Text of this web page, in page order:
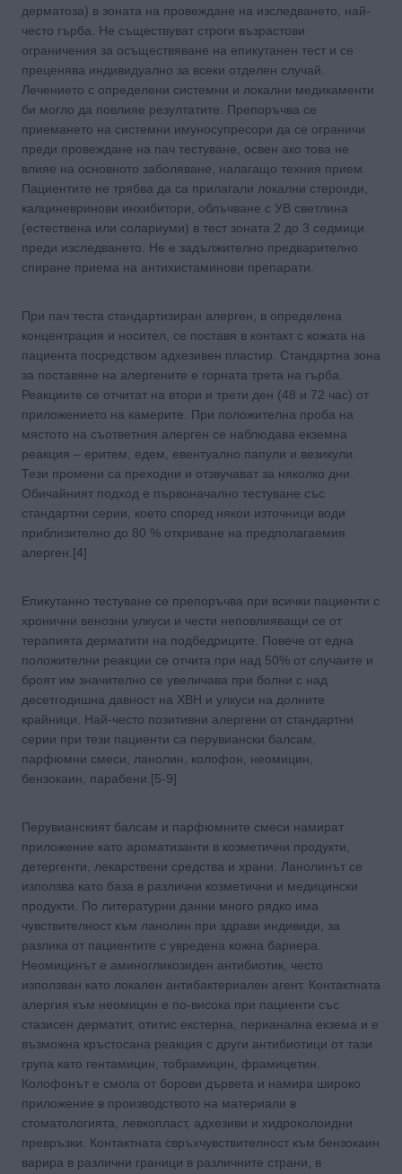
дерматоза) в зоната на провеждане на изследването, най-
често гърба. Не съществуват строги възрастови
ограничения за осъществяване на епикутанен тест и се
преценява индивидуално за всеки отделен случай.
Лечението с определени системни и локални медикаменти
би могло да повлияе резултатите. Препоръчва се
приемането на системни имуносупресори да се ограничи
преди провеждане на пач тестуване, освен ако това не
влияе на основното заболяване, налагащо техния прием.
Пациентите не трябва да са прилагали локални стероиди,
калциневринови инхибитори, облъчване с УВ светлина
(естествена или солариуми) в тест зоната 2 до 3 седмици
преди изследването. Не е задължително предварително
спиране приема на антихистаминови препарати.
При пач теста стандартизиран алерген, в определена
концентрация и носител, се поставя в контакт с кожата на
пациента посредством адхезивен пластир. Стандартна зона
за поставяне на алергените е горната трета на гърба.
Реакциите се отчитат на втори и трети ден (48 и 72 час) от
приложението на камерите. При положителна проба на
мястото на съответния алерген се наблюдава екземна
реакция – еритем, едем, евентуално папули и везикули.
Тези промени са преходни и отзвучават за няколко дни.
Обичайният подход е първоначално тестуване със
стандартни серии, което според някои източници води
приблизително до 80 % откриване на предполагаемия
алерген.[4]
Епикутанно тестуване се препоръчва при всички пациенти с
хронични венозни улкуси и чести неповлияващи се от
терапията дерматити на подбедриците. Повече от една
положителни реакции се отчита при над 50% от случаите и
броят им значително се увеличава при болни с над
десетгодишна давност на ХВН и улкуси на долните
крайници. Най-често позитивни алергени от стандартни
серии при тези пациенти са перувиански балсам,
парфюмни смеси, ланолин, колофон, неомицин,
бензокаин, парабени.[5-9]
Перувианският балсам и парфюмните смеси намират
приложение като ароматизанти в козметични продукти,
детергенти, лекарствени средства и храни. Ланолинът се
използва като база в различни козметични и медицински
продукти. По литературни данни много рядко има
чувствителност към ланолин при здрави индивиди, за
разлика от пациентите с увредена кожна бариера.
Неомицинът е аминогликозиден антибиотик, често
използван като локален антибактериален агент. Контактната
алергия към неомицин е по-висока при пациенти със
стазисен дерматит, отитис екстерна, перианална екзема и е
възможна кръстосана реакция с други антибиотици от тази
група като гентамицин, тобрамицин, фрамицетин.
Колофонът e смола от борови дървета и намира широко
приложение в производството на материали в
стоматологията, левкопласт, адхезиви и хидроколоидни
превръзки. Контактната свръхчувствителност към бензокаин
варира в различни граници в различните страни, в